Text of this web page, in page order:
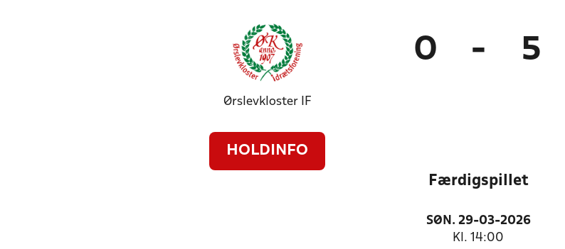
Ørslevkloster IF
HOLDINFO
0 - 5
Færdigspillet
SØN. 29-03-2026
Kl. 14:00